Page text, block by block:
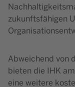
zukunftsfähigen
Abweichend von
bieten die IHK am
eine weitere